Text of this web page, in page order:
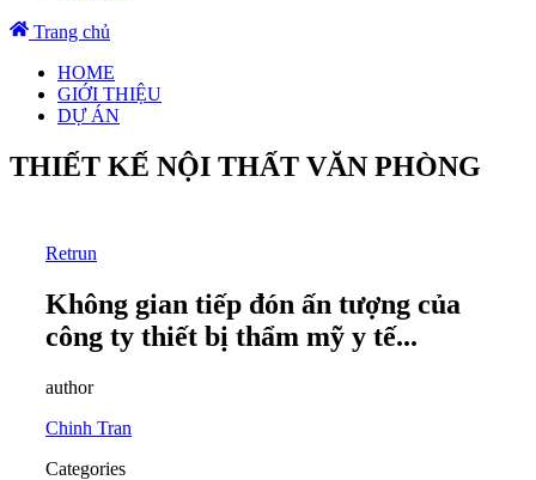
Trang chủ
HOME
GIỚI THIỆU
DỰ ÁN
THIẾT KẾ NỘI THẤT VĂN PHÒNG
Retrun
Không gian tiếp đón ấn tượng của
công ty thiết bị thẩm mỹ y tế...
author
Chinh Tran
Categories